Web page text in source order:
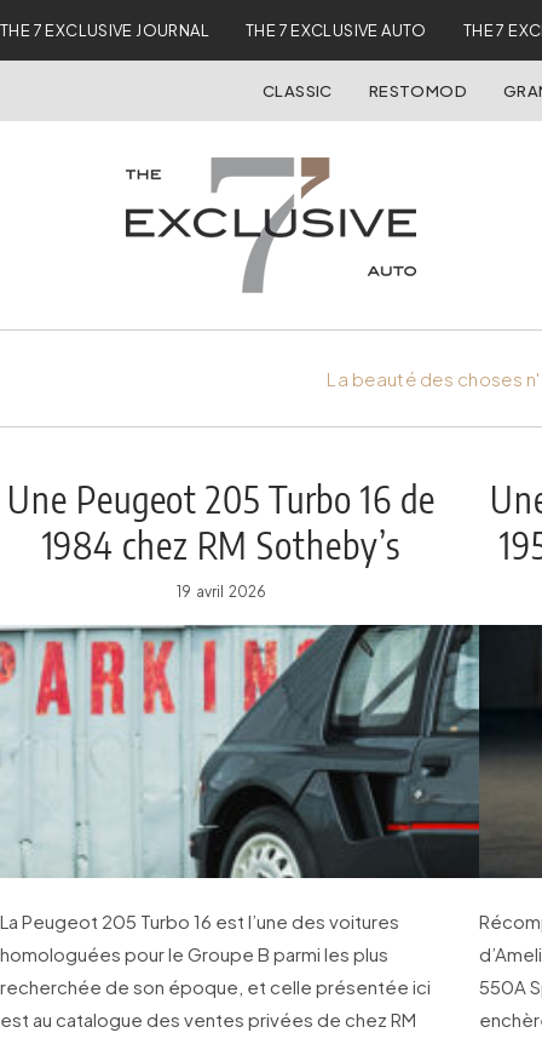
THE 7 EXCLUSIVE JOURNAL THE 7 EXCLUSIVE AUTO THE 7
CLASSIC RESTOMOD
La beauté des choses
Une Peugeot 205 Turbo 16 de
1984 chez RM Sotheby’s
19 avril 2026
La Peugeot 205 Turbo 16 est l’une des voitures
homologuées pour le Groupe B parmi les plus
recherchée de son époque, et celle présentée ici
est au catalogue des ventes privées de chez RM
550A